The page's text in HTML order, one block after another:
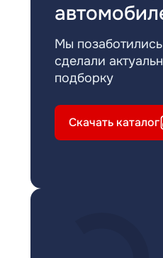
Мы
сделали
подборку
Скачать каталог